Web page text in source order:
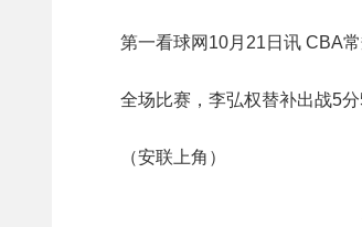
第一看球网10月21日讯 CBA
全场比赛，李弘权替补出战5
（安联上角）